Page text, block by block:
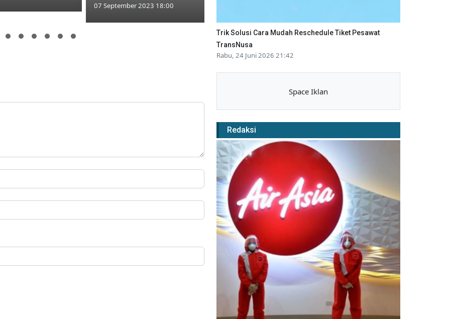
07 September 2023 18:00
Trik Solusi Cara Mudah Reschedule Tiket Pesawat
TransNusa
Rabu, 24 Juni 2026 21:42
Space Iklan
Redaksi